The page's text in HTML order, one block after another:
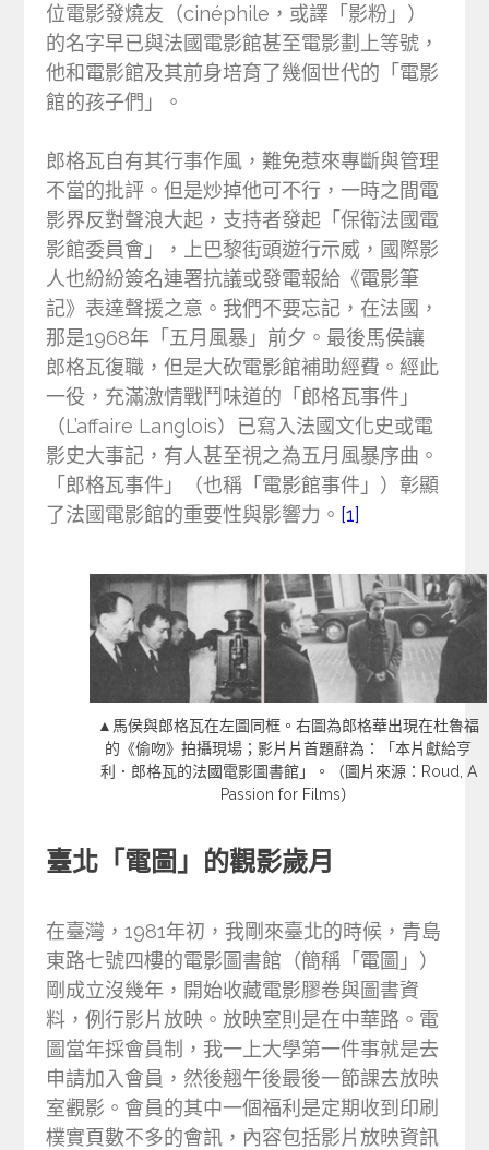
位電影發燒友（cinéphile，或譯「影粉」）
的名字早已與法國電影館甚至電影劃上等號，
他和電影館及其前身培育了幾個世代的「電影
館的孩子們」。
郎格瓦自有其行事作風，難免惹來專斷與管理
不當的批評。但是炒掉他可不行，一時之間電
影界反對聲浪大起，支持者發起「保衛法國電
影館委員會」，上巴黎街頭遊行示威，國際影
人也紛紛簽名連署抗議或發電報給《電影筆
記》表達聲援之意。我們不要忘記，在法國，
那是1968年「五月風暴」前夕。最後馬侯讓
郎格瓦復職，但是大砍電影館補助經費。經此
一役，充滿激情戰鬥味道的「郎格瓦事件」
（L’affaire Langlois）已寫入法國文化史或電
影史大事記，有人甚至視之為五月風暴序曲。
「郎格瓦事件」（也稱「電影館事件」）彰顯
了法國電影館的重要性與影響力。 [1]
▲馬侯與郎格瓦在左圖同框。右圖為郎格華出現在杜魯福
的《偷吻》拍攝現場；影片片首題辭為：「本片獻給亨
利．郎格瓦的法國電影圖書館」。（圖片來源：Roud, A
Passion for Films）
臺北「電圖」的觀影歲月
在臺灣，1981年初，我剛來臺北的時候，青島
東路七號四樓的電影圖書館（簡稱「電圖」）
剛成立沒幾年，開始收藏電影膠卷與圖書資
料，例行影片放映。放映室則是在中華路。電
圖當年採會員制，我一上大學第一件事就是去
申請加入會員，然後翹午後最後一節課去放映
室觀影。會員的其中一個福利是定期收到印刷
樸實頁數不多的會訊，內容包括影片放映資訊